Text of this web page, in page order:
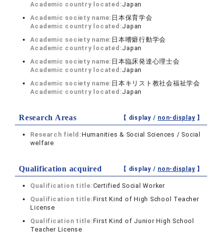
Academic country located:Japan
Academic society name: 日本保育学会
Academic country located:Japan
Academic society name: 日本嗜癖行動学会
Academic country located:Japan
Academic society name: 日本臨床発達心理士会
Academic country located:Japan
Academic society name: 日本キリスト教社会福祉学会
Academic country located:Japan
Research Areas 【 display / non-display】
Research field:Humanities & Social Sciences / Social
welfare
Qualification acquired 【 display / non-display】
Qualification title:Certified Social Worker
Qualification title:First Kind of High School Teacher
License
Qualification title:First Kind of Junior High School
Teacher License